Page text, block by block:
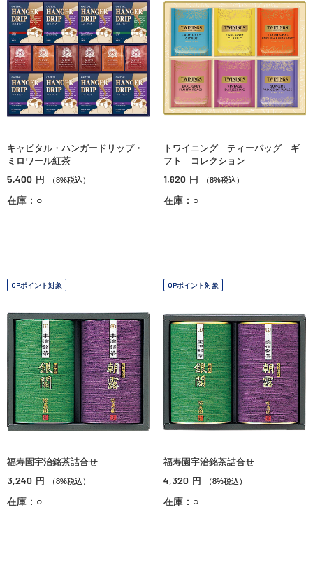
キャピタル・ハンガードリップ・
ミロワール紅茶
5,400 円 （8%税込）
在庫：○
トワイニング ティーバッグ ギ
フト コレクション
1,620 円 （8%税込）
在庫：○
OPポイント対象
福寿園宇治銘茶詰合せ
3,240 円 （8%税込）
在庫：○
OPポイント対象
福寿園宇治銘茶詰合せ
4,320 円 （8%税込）
在庫：○